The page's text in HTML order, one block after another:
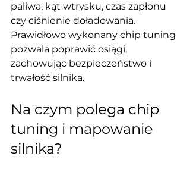
paliwa, kąt wtrysku, czas zapłonu
czy ciśnienie doładowania.
Prawidłowo wykonany chip tuning
pozwala poprawić osiągi,
zachowując bezpieczeństwo i
trwałość silnika.
Na czym polega chip
tuning i mapowanie
silnika?